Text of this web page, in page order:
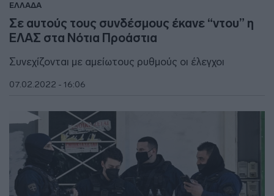
ΕΛΛΑΔΑ
Σε αυτούς τους συνδέσμους έκανε “ντου” η
ΕΛΑΣ στα Νότια Προάστια
Συνεχίζονται με αμείωτους ρυθμούς οι έλεγχοι
07.02.2022 - 16:06